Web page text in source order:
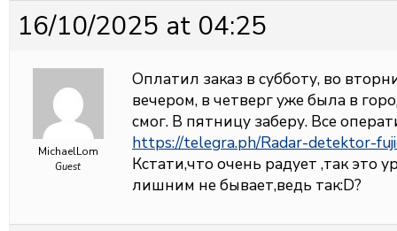
16/10/2025 at 04:25
MichaelLom
Guest
Оплатил заказ в субботу, во
вечером, в четверг уже была в
смог. В пятницу заберу. Все
https://telegra.ph/Radar-detektor-
Кстати,что очень радует ,так
лишним не бывает,ведь так:D?